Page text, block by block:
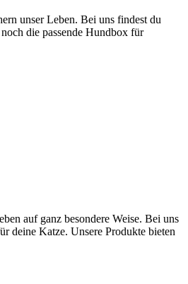
unser Leben. Bei uns findest du
die passende Hundbox für
auf ganz besondere Weise. Bei uns
deine Katze. Unsere Produkte bieten